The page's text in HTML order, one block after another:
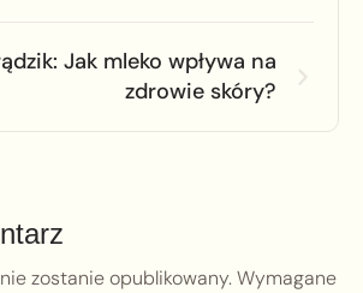
Jak mleko wpływa na
zdrowie skóry?
zostanie opublikowany.Wymagane